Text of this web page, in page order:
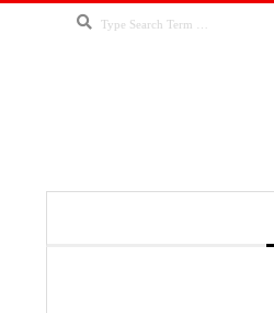
Search